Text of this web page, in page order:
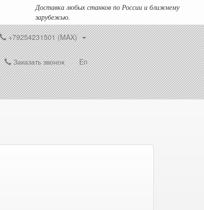
Доставка любых станков по России и ближнему
зарубежью.
+79254231501 (MAX)
Заказать звонок En